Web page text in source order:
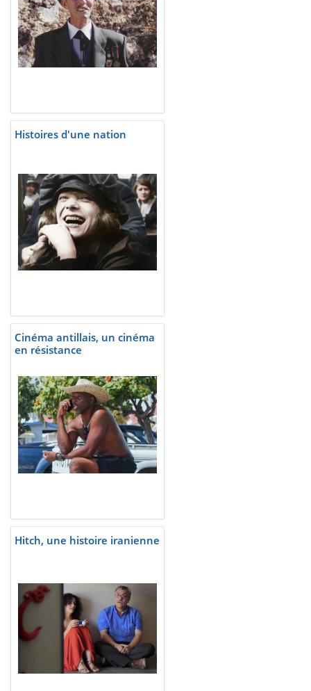
Histoires d'une nation
Cinéma antillais, un cinéma
en résistance
Hitch, une histoire iranienne